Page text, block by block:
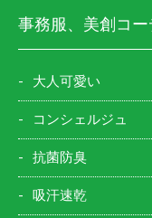
事務服、美創コー
大人可愛い
コンシェルジュ
抗菌防臭
吸汗速乾